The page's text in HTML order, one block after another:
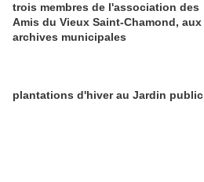
trois membres de l'association des
Amis du Vieux Saint-Chamond, aux
archives municipales
plantations d'hiver au Jardin public